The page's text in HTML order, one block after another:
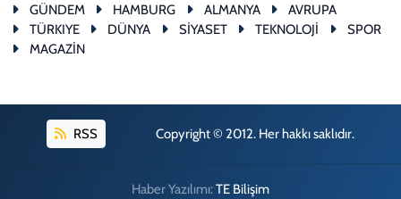
GÜNDEM HAMBURG ALMANYA
AVRUPA
TÜRKIYE
DÜNYA SİYASET TEKNOLOJİ
SPOR
MAGAZİN
RSS Copyright © 2012. Her hakkı saklıdır.
Haber Yazılımı:TE Bilişim